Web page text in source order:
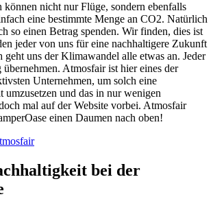
können nicht nur Flüge, sondern ebenfalls
eine bestimmte Menge an CO2. Natürlich
so einen Betrag spenden. Wir finden, dies ist
jeder von uns für eine nachhaltigere Zukunft
uns der Klimawandel alle etwas an. Jeder
Atmosfair ist hier eines der
Unternehmen, um solch eine
umzusetzen und das in nur wenigen
mal auf der Website vorbei. Atmosfair
einen Daumen nach oben!
bei der